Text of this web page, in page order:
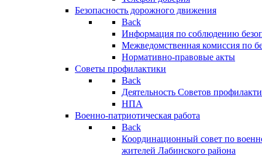
Безопасность дорожного движения
Back
Информация по соблюдению
Межведомственная комиссия по
Нормативно-правовые акты
Советы профилактики
Back
Деятельность Советов
НПА
Военно-патриотическая работа
Back
Координационный совет по
жителей Лабинского района